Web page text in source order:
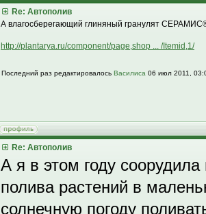
Re: Автополив
А влагосберегающий глиняный гранулят
http://plantarya.ru/component/page,shop ... /Itemid,1/
Последний раз редактировалось Василиса 06 июл 2011,
Re: Автополив
А я в этом году
полива растений в
солнечную погоду